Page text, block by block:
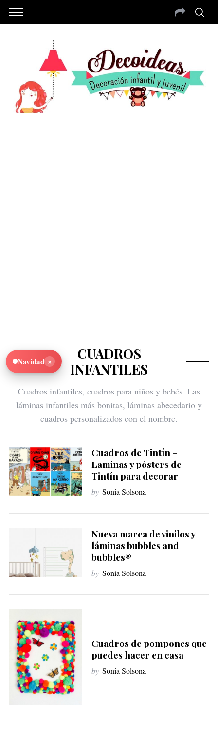
CUADROS
INFANTILES
Cuadros infantiles, cuadros para niños y bebés. Las
láminas infantiles más bonitas, láminas abecedario y
cuadros personalizados con el nombre.
Cuadros de Tintín –
Laminas y pósters de
Tintín para decorar
by Sonia Solsona
Nueva marca de vinilos y
láminas bubbles and
bubbles®
by Sonia Solsona
Cuadros de pompones que
puedes hacer en casa
by Sonia Solsona
Navidad ×